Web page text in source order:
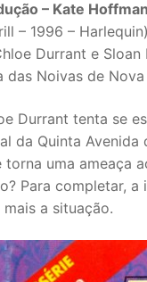
– Kate
– 1996 – Harlequin)
Durrant e Sloan
das Noivas de
Durrant tenta se
da Quinta
torna uma ameaça
Para completar,
a situação.